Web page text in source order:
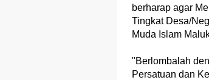
berharap agar
Tingkat Desa/
Muda Islam
"Berlombalah
Persatuan dan